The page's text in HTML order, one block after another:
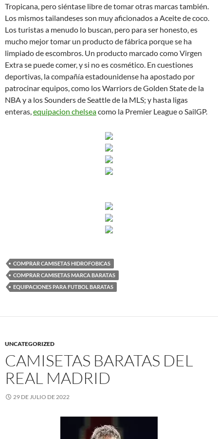
Tropicana, pero siéntase libre de tomar otras marcas también.
Los mismos tailandeses son muy aficionados a Aceite de coco.
Los turistas a menudo lo buscan, pero para ser honesto, es
mucho mejor tomar un producto de fábrica porque se ha
limpiado de escombros. Un producto marcado como Virgen
Extra se puede comer, y si no es cosmético. En cuestiones
deportivas, la compañía estadounidense ha apostado por
patrocinar equipos, como los Warriors de Golden State de la
NBA y a los Sounders de Seattle de la MLS; y hasta ligas
enteras,equipacion chelseacomo la Premier League o SailGP.
COMPRAR CAMISETAS HIDROFOBICAS
COMPRAR CAMISETAS MARCA BARATAS
EQUIPACIONES PARA FUTBOL BARATAS
UNCATEGORIZED
CAMISETAS BARATAS DEL
REAL MADRID
29 DE JULIO DE 2022